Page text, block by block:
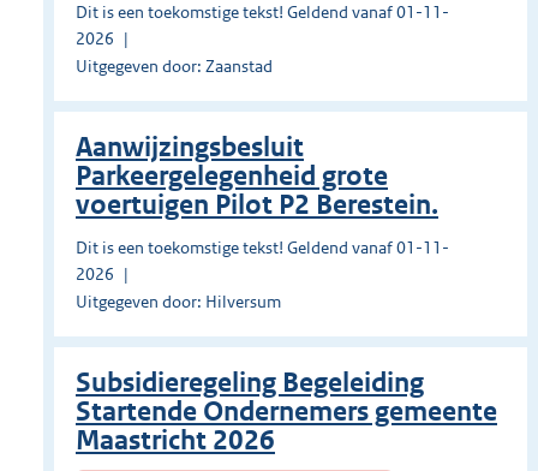
Dit is een toekomstige tekst! Geldend vanaf 01-11-
2026
Uitgegeven door: Zaanstad
Aanwijzingsbesluit
Parkeergelegenheid grote
voertuigen Pilot P2 Berestein.
Dit is een toekomstige tekst! Geldend vanaf 01-11-
2026
Uitgegeven door: Hilversum
Subsidieregeling Begeleiding
Startende Ondernemers gemeente
Maastricht 2026